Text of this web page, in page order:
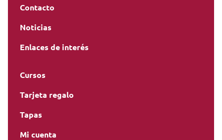
Contacto
Noticias
Enlaces de interés
Cursos
Tarjeta regalo
Tapas
Mi cuenta